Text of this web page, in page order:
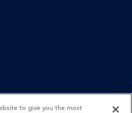
to give you the most